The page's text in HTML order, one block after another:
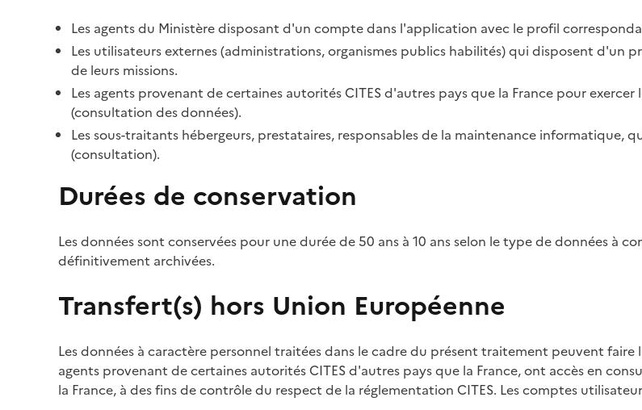
Les agents du Ministère disposant d'un compte dans l'application avec le profil
Les utilisateurs externes (administrations, organismes publics habilités) qui disposent d'un
de leurs missions.
Les agents provenant de certaines autorités CITES d'autres pays que la France pour
(consultation des données).
Les sous-traitants hébergeurs, prestataires, responsables de la maintenance informatique,
(consultation).
Durées de conservation
Les données sont conservées pour une durée de 50 ans à 10 ans selon le type de données à
définitivement archivées.
Transfert(s) hors Union Européenne
Les données à caractère personnel traitées dans le cadre du présent traitement peuvent
agents provenant de certaines autorités CITES d'autres pays que la France, ont accès en
la France, à des fins de contrôle du respect de la réglementation CITES. Les comptes